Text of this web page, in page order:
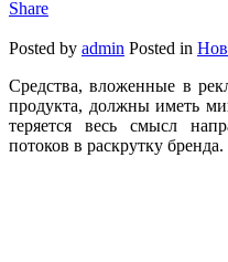
Share
Posted by admin Posted in
Средства, вложенные в
продукта, должны иметь
теряется весь смысл
потоков в раскрутку бренда.